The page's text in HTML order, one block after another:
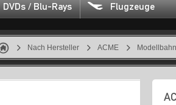
DVDs / Blu-Rays Flugzeuge
Nach Hersteller ACME